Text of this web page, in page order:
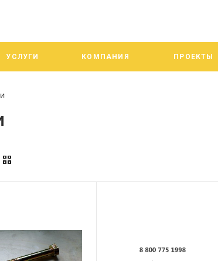
и третьими лицами, для анализа
использования. Более подробные сведения
г.
УСЛУГИ КОМПАНИЯ ПРОЕКТЫ